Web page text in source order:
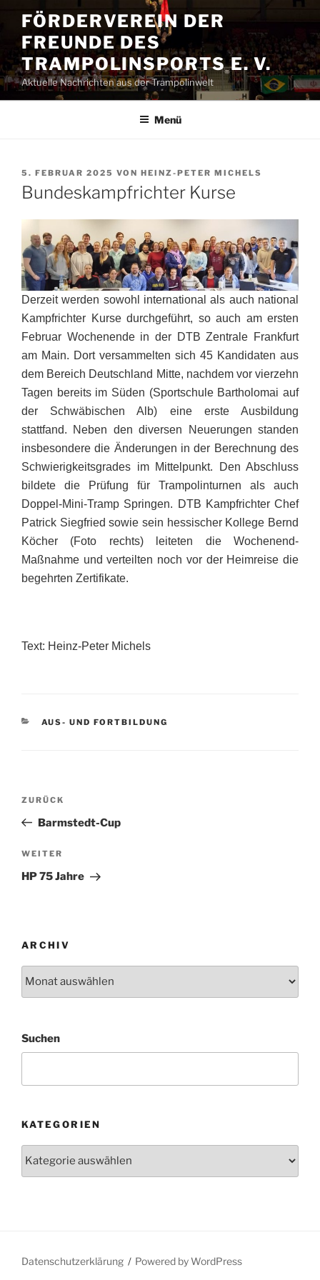
Inhalt
springen
FÖRDERVEREIN DER
FREUNDE DES
TRAMPOLINSPORTS E. V.
Aktuelle Nachrichten aus der Trampolinwelt
Menü
VERÖFFENTLICHT
AM
5. FEBRUAR 2025 VON HEINZ-PETER MICHELS
Bundeskampfrichter Kurse
Derzeit werden sowohl international als auch national
Kampfrichter Kurse durchgeführt, so auch am ersten
Februar Wochenende in der DTB Zentrale Frankfurt
am Main. Dort versammelten sich 45 Kandidaten aus
dem Bereich Deutschland Mitte, nachdem vor vierzehn
Tagen bereits im Süden (Sportschule Bartholomai auf
der Schwäbischen Alb) eine erste Ausbildung
stattfand. Neben den diversen Neuerungen standen
insbesondere die Änderungen in der Berechnung des
Schwierigkeitsgrades im Mittelpunkt. Den Abschluss
bildete die Prüfung für Trampolinturnen als auch
Doppel-Mini-Tramp Springen. DTB Kampfrichter Chef
Patrick Siegfried sowie sein hessischer Kollege Bernd
Köcher (Foto rechts) leiteten die Wochenend-
Maßnahme und verteilten noch vor der Heimreise die
begehrten Zertifikate.
Text: Heinz-Peter Michels
KATEGORIEN
AUS- UND FORTBILDUNG
Beitragsnavigation
Vorheriger
Beitrag
ZURÜCK
Barmstedt-Cup
Nächster
Beitrag
WEITER
HP 75 Jahre
ARCHIV
Suchen
KATEGORIEN
Datenschutzerklärung Powered by WordPress